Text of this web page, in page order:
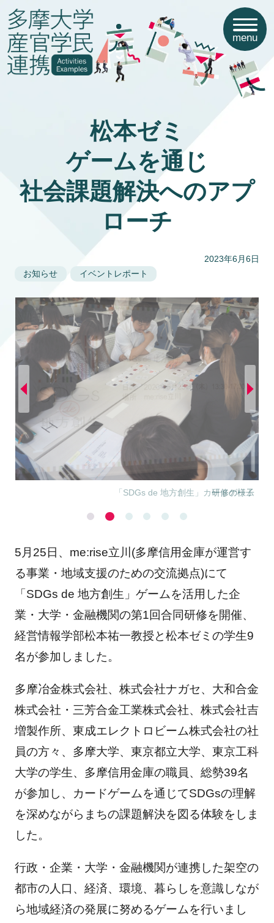
menu
松本ゼミ
ゲームを通じ
社会課題解決へのアプ
ローチ
2023年6月6日
お知らせ
イベントレポート
研修の様子
5月25日、me:rise立川(多摩信用金庫が運営す
る事業・地域支援のための交流拠点)にて
「SDGs de 地方創生」ゲームを活用した企
業・大学・金融機関の第1回合同研修を開催、
経営情報学部松本祐一教授と松本ゼミの学生9
名が参加しました。
多摩冶金株式会社、株式会社ナガセ、大和合金
株式会社・三芳合金工業株式会社、株式会社吉
増製作所、東成エレクトロビーム株式会社の社
員の方々、多摩大学、東京都立大学、東京工科
大学の学生、多摩信用金庫の職員、総勢39名
が参加し、カードゲームを通じてSDGsの理解
を深めながらまちの課題解決を図る体験をしま
した。
行政・企業・大学・金融機関が連携した架空の
都市の人口、経済、環境、暮らしを意識しなが
ら地域経済の発展に努めるゲームを行いまし